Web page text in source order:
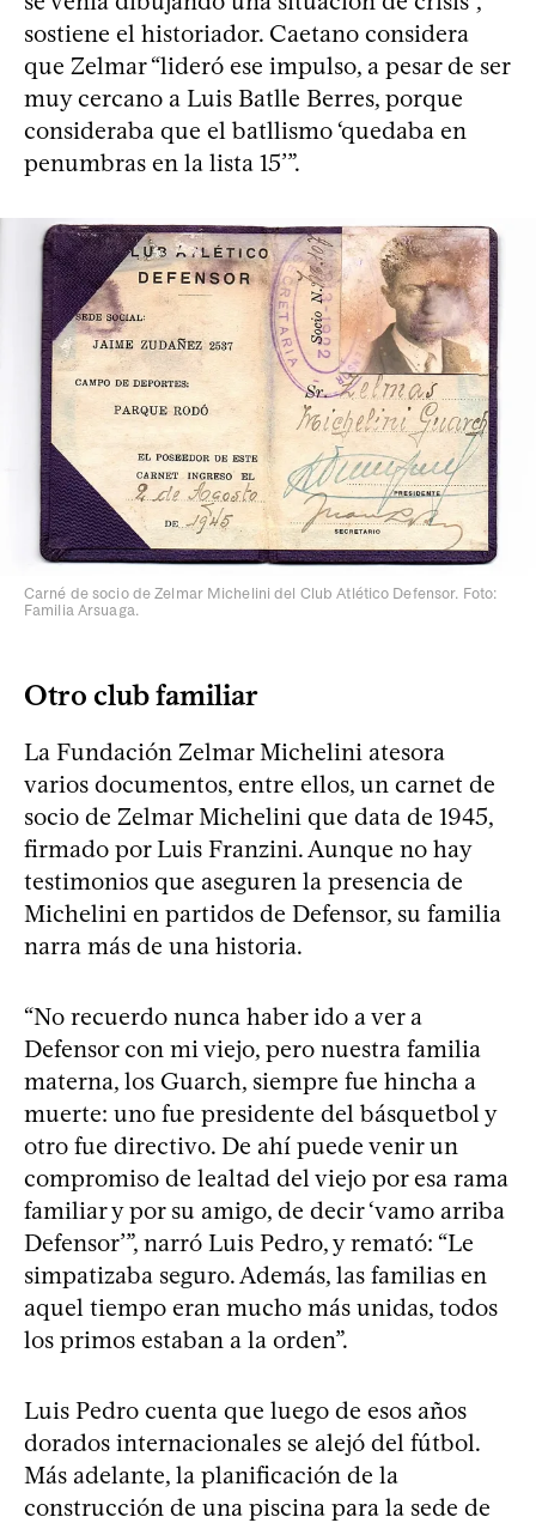
sostiene el historiador. Caetano considera
que Zelmar “lideró ese impulso, a pesar de ser
muy cercano a Luis Batlle Berres, porque
consideraba que el batllismo ‘quedaba en
penumbras en la lista 15’”.
Carné de socio de Zelmar Michelini del Club Atlético Defensor. Foto:
Familia Arsuaga.
Otro club familiar
La Fundación Zelmar Michelini atesora
varios documentos, entre ellos, un carnet de
socio de Zelmar Michelini que data de 1945,
firmado por Luis Franzini. Aunque no hay
testimonios que aseguren la presencia de
Michelini en partidos de Defensor, su familia
narra más de una historia.
“No recuerdo nunca haber ido a ver a
Defensor con mi viejo, pero nuestra familia
materna, los Guarch, siempre fue hincha a
muerte: uno fue presidente del básquetbol y
otro fue directivo. De ahí puede venir un
compromiso de lealtad del viejo por esa rama
familiar y por su amigo, de decir ‘vamo arriba
Defensor’”, narró Luis Pedro, y remató: “Le
simpatizaba seguro. Además, las familias en
aquel tiempo eran mucho más unidas, todos
los primos estaban a la orden”.
Luis Pedro cuenta que luego de esos años
dorados internacionales se alejó del fútbol.
Más adelante, la planificación de la
construcción de una piscina para la sede de